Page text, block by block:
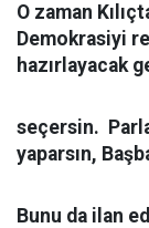
O zaman
Demokrasiyi
hazırlayacak
seçersin.
yaparsın,
Bunu da ilan